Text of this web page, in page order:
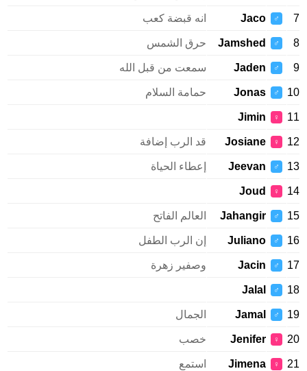
♂
Jaco انه قبضة كعب
♂
Jamshed حرق الشمس
♂
Jaden سمعت من قبل الله
♂
Jonas حمامة السلام
♀
Jimin
♀
Josiane قد الرب إضافة
♂
Jeevan إعطاء الحياة
♀
Joud
♂
Jahangir العالم الفاتح
♂
Juliano إن الرب الطفل
♂
Jacin وصفير زهرة
♂
Jalal
♂
Jamal الجمال
♀
Jenifer خصب
♀
Jimena استمع